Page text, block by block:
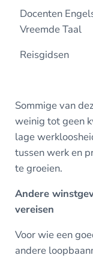
Docenten
Vreemde Taal
Reisgidsen
Sommige van
weinig tot geen
lage
tussen werk en
te groeien.
Andere
vereisen
Voor wie een
andere